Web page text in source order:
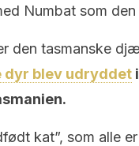
Numbat som
den tasmanske
dyr blev udryddet
kat”, som alle